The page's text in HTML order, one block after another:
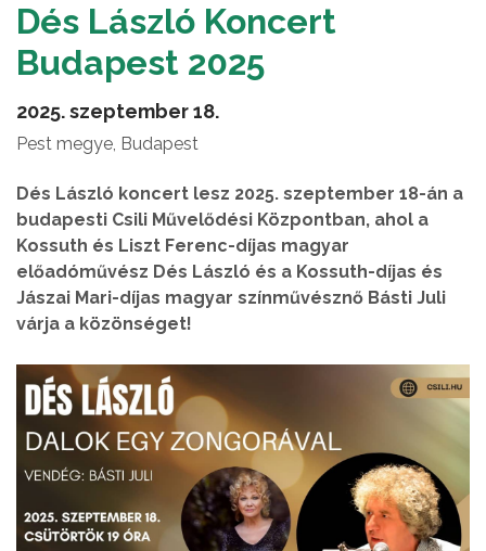
Dés László Koncert
Budapest 2025
2025. szeptember 18.
Pest megye, Budapest
Dés László koncert lesz 2025. szeptember 18-án a
budapesti Csili Művelődési Központban, ahol a
Kossuth és Liszt Ferenc-díjas magyar
előadóművész Dés László és a Kossuth-díjas és
Jászai Mari-díjas magyar színművésznő Básti Juli
várja a közönséget!